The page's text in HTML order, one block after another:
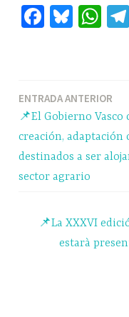
Fa Bl W
pp
Navegación
de
entradas
ENTRADA ANTERIOR
📌El Gobierno Vasco
creación,
destinados a ser
sector agrario
📌La XXXVI
estarà